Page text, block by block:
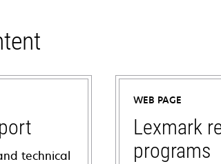
technical
WEB PAGE
Lexmark
programs